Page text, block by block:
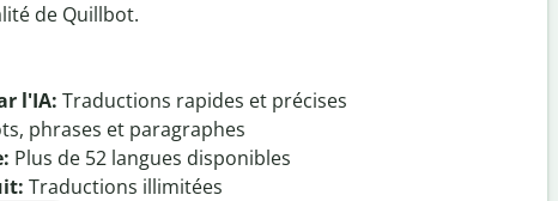
de Quillbot.
l'IA: Traductions rapides et précises
phrases et paragraphes
Plus de 52 langues disponibles
Traductions illimitées